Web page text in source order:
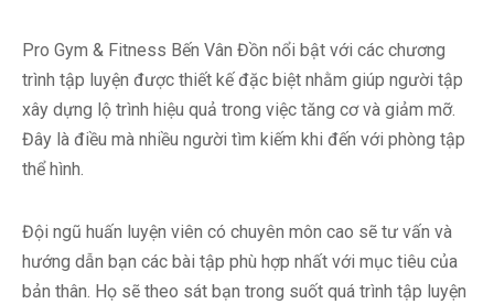
Pro Gym & Fitness Bến Vân Đồn nổi bật với các chương
trình tập luyện được thiết kế đặc biệt nhằm giúp người tập
xây dựng lộ trình hiệu quả trong việc tăng cơ và giảm mỡ.
Đây là điều mà nhiều người tìm kiếm khi đến với phòng tập
thể hình.
Đội ngũ huấn luyện viên có chuyên môn cao sẽ tư vấn và
hướng dẫn bạn các bài tập phù hợp nhất với mục tiêu của
bản thân. Họ sẽ theo sát bạn trong suốt quá trình tập luyện